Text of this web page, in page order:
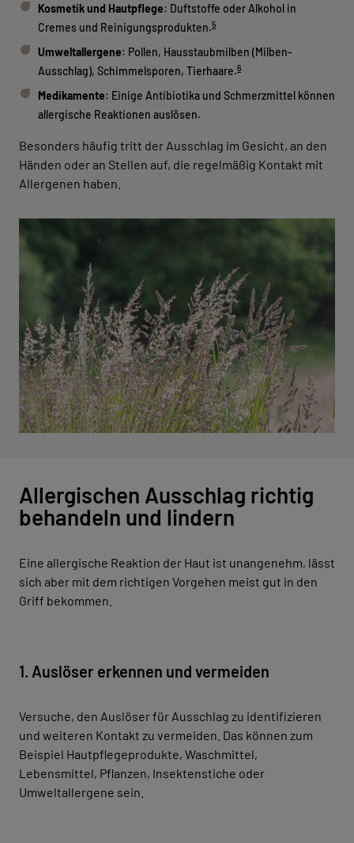
Kosmetik und Hautpflege: Duftstoffe oder Alkohol in
Cremes und Reinigungsprodukten.5
Umweltallergene: Pollen, Hausstaubmilben (Milben-
Ausschlag), Schimmelsporen, Tierhaare.6
Medikamente: Einige Antibiotika und Schmerzmittel können
allergische Reaktionen auslösen.
Besonders häufig tritt der Ausschlag im Gesicht, an den
Händen oder an Stellen auf, die regelmäßig Kontakt mit
Allergenen haben.
Allergischen Ausschlag richtig
behandeln und lindern
Eine allergische Reaktion der Haut ist unangenehm, lässt
sich aber mit dem richtigen Vorgehen meist gut in den
Griff bekommen.
1. Auslöser erkennen und vermeiden
Versuche, den Auslöser für Ausschlag zu identifizieren
und weiteren Kontakt zu vermeiden. Das können zum
Beispiel Hautpflegeprodukte, Waschmittel,
Lebensmittel, Pflanzen, Insektenstiche oder
Umweltallergene sein.